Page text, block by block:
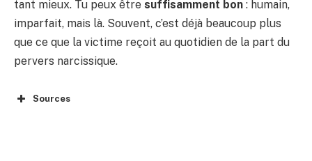
tant mieux. Tu peux être suffisamment bon : humain,
imparfait, mais là. Souvent, c’est déjà beaucoup plus
que ce que la victime reçoit au quotidien de la part du
pervers narcissique.
Sources